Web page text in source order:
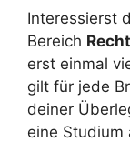
Interessierst
Bereich
erst einmal
gilt für jede
deiner
eine Studium